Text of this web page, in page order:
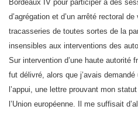
Bordeaux IV pour participer à des
d’agrégation et d’un arrêté rectoral
tracasseries de toutes sortes de la
insensibles aux interventions des
Sur intervention d’une haute autorité
fut délivré, alors que j’avais
l’appui, une lettre prouvant mon
l’Union européenne. Il me suffisait